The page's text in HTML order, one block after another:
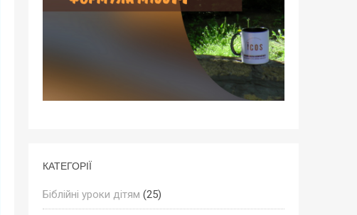
КАТЕГОРІЇ
Біблійні уроки дітям (25)